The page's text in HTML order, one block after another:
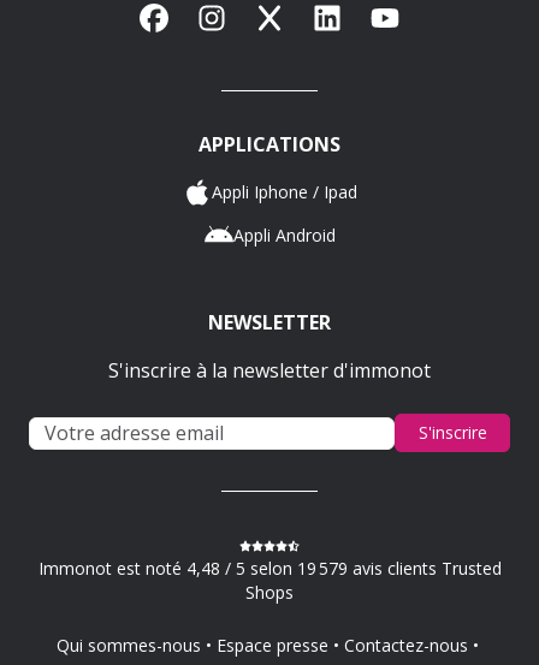
FacebookInstagram
X LinkedInYouTube
APPLICATIONS
Appli Iphone / Ipad
Appli Android
NEWSLETTER
S'inscrire à la newsletter d'immonot
S'inscrire
Immonot est noté 4,48 / 5 selon 19 579 avis clients Trusted
Shops
Qui sommes-nous Espace presse
Contactez-nous